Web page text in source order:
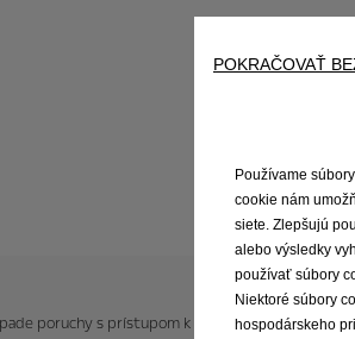
poruchy s prístupom k cestnej asistenčnej
POKRAČOVAŤ
Používame
cookie nám
siete. Zlepšujú
alebo výsledky
používať súbory
Niektoré súbory
hospodárskeho